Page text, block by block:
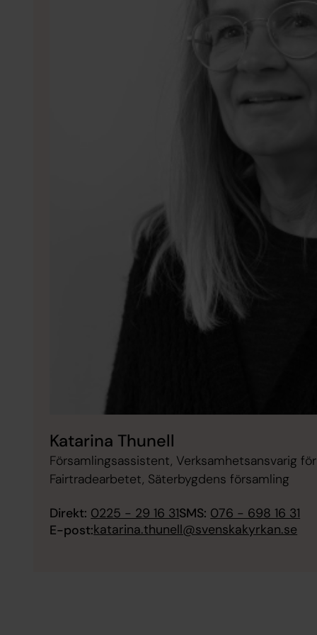
Katarina Thunell
Församlingsassistent, Verksamhetsansvarig
Fairtradearbetet, Säterbygdens församling
Direkt: 0225 - 29 16 31SMS: 076 - 698 16 31
E-post:katarina.thunell@svenskakyrkan.se